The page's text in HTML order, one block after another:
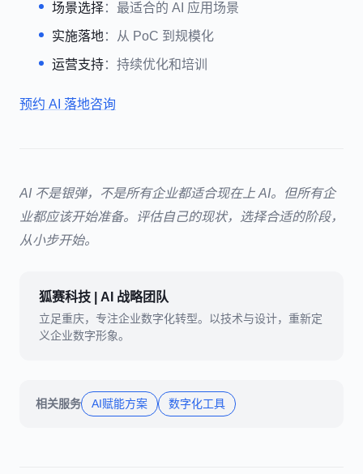
场景选择：最适合的 AI 应用场景
实施落地：从 PoC 到规模化
运营支持：持续优化和培训
预约 AI 落地咨询
AI 不是银弹，不是所有企业都适合现在上 AI。但所有企
业都应该开始准备。评估自己的现状，选择合适的阶段，
从小步开始。
狐赛科技 | AI 战略团队
立足重庆，专注企业数字化转型。以技术与设计，重新定
义企业数字形象。
相关服务 AI赋能方案 数字化工具